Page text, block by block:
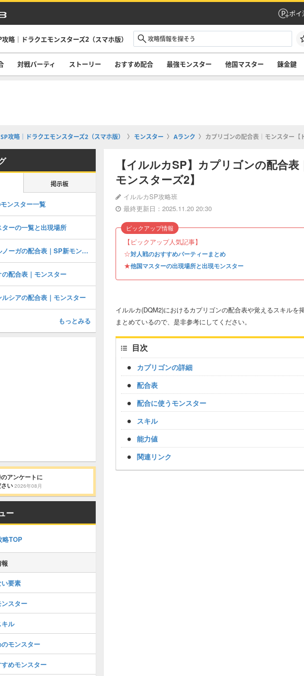
ポイ
攻略｜ドラクエモンスターズ2（スマホ版）
対戦パーティ ストーリー おすすめ配合 最強モンスター 他国マスター 錬金鍵
攻略｜ドラクエモンスターズ2（スマホ版） モンスター Aランク カプリゴンの配合表｜モンスター【
【イルルカSP】カプリゴンの配合
モンスターズ2】
イルルカSP攻略班
最終更新日：2025.11.20 20:30
【ピックアップ人気記事】
☆対人戦のおすすめパーティーまとめ
★他国マスターの出現場所と出現モンスター
ピックアップ情報
イルルカ(DQM2)におけるカプリゴンの配合表や覚えるスキルを
まとめているので、是非参考にしてください。
目次
カプリゴンの詳細
配合表
配合に使うモンスター
スキル
能力値
関連リンク
掲示板
ンスター一覧
ーの一覧と出現場所
大魔王ウルノーガの配合表｜SP新モンスター
の配合表｜モンスター
ルシアの配合表｜モンスター
もっとみる
アンケートに
い 2026年08月
ー
TOP
要素
スター
ル
モンスター
めモンスター